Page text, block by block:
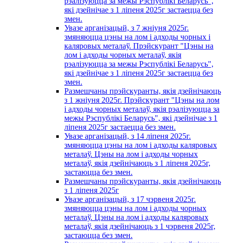
які дзейнічае з 1 лiпеня 2025г застаецца без
змен.
Увазе арганізацый, з 7 жнiуня 2025г.
змяняюцца цэны на лом і адходы чорных i
каляровых металаў. Прэйскурант "Цэны на
лом і адходы чорных металаў, якія
рэалізуюцца за межы Рэспублікі Беларусь",
які дзейнічае з 1 лiпеня 2025г застаецца без
змен.
Размешчаны прэйскуранты, якія дзейнічаюць
з 1 жнiуня 2025г. Прэйскурант "Цэны на лом
і адходы чорных металаў, якія рэалізуюцца за
межы Рэспублікі Беларусь", які дзейнічае з 1
лiпеня 2025г застаецца без змен.
Увазе арганізацый, з 14 лiпеня 2025г.
змяняюцца цэны на лом і адходы каляровых
металаў. Цэны на лом і адходы чорных
металаў, якія дзейнічаюць з 1 лiпеня 2025г,
застаюцца без змен.
Размешчаны прэйскуранты, якія дзейнічаюць
з 1 лiпеня 2025г
Увазе арганізацый, з 17 чэрвеня 2025г.
змяняюцца цэны на лом і адходы чорных
металаў. Цэны на лом і адходы каляровых
металаў, якія дзейнічаюць з 1 чэрвеня 2025г,
застаюцца без змен.